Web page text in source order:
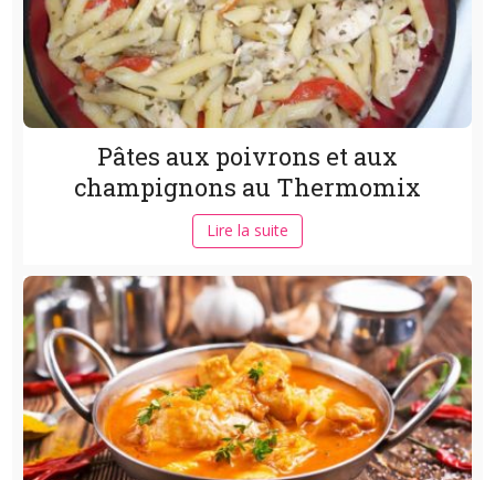
Pâtes aux poivrons et aux
champignons au Thermomix
Lire la suite